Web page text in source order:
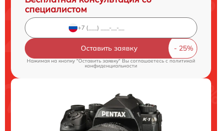
специалистом
Оставить заявку
Нажимая на кнопку "Оставить заявку" Вы соглашаетесь cполитикой
конфиденциальности